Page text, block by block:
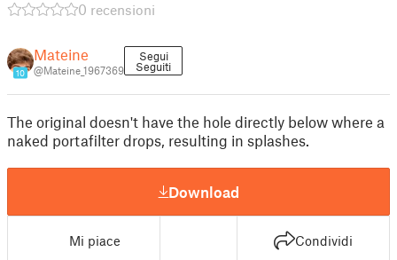
0 recensioni
10
Mateine
@Mateine_1967369
Segui
Seguiti
The original doesn't have the hole directly below where a
naked portafilter drops, resulting in splashes.
Download
Mi piace Condividi